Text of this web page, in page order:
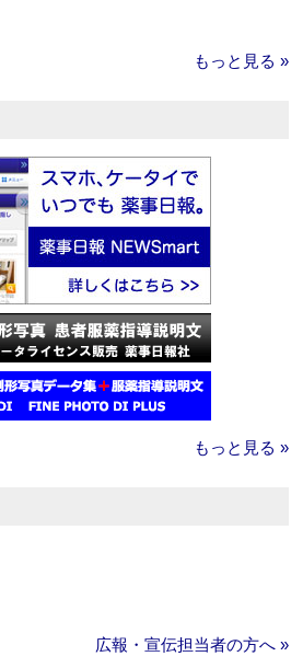
もっと見る »
もっと見る »
広報・宣伝担当者の方へ »